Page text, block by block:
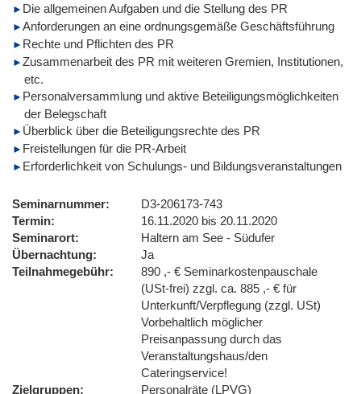
Die allgemeinen Aufgaben und die Stellung des PR
Anforderungen an eine ordnungsgemäße Geschäftsführung
Rechte und Pflichten des PR
Zusammenarbeit des PR mit weiteren Gremien, Institutionen,
etc.
Personalversammlung und aktive Beteiligungsmöglichkeiten
der Belegschaft
Überblick über die Beteiligungsrechte des PR
Freistellungen für die PR-Arbeit
Erforderlichkeit von Schulungs- und Bildungsveranstaltungen
Seminarnummer
D3-206173-743
Termin
16.11.2020 bis 20.11.2020
Seminarort
Haltern am See - Südufer
Übernachtung
Ja
Teilnahmegebühr
890 ,- € Seminarkostenpauschale
(USt-frei) zzgl. ca. 885 ,- € für
Unterkunft/Verpflegung (zzgl. USt)
Vorbehaltlich möglicher
Preisanpassung durch das
Veranstaltungshaus/den
Cateringservice!
Zielgruppen
Personalräte (LPVG)